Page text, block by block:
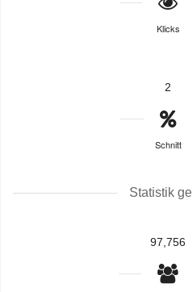
Klicks
2
Schnitt
Statistik
97,756